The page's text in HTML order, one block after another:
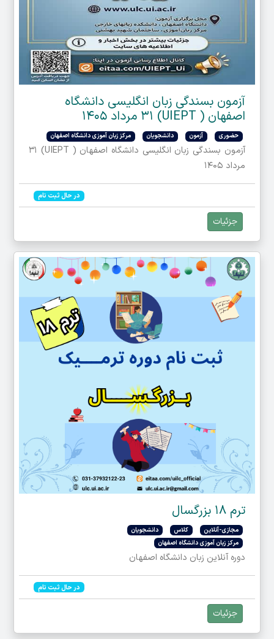
آزمون بسندگی زبان انگلیسی دانشگاه
اصفهان ( UIEPT) ۳۱ مرداد ۱۴۰۵
حضوری آزمون دانشجویان مرکز زبان آموزی دانشگاه اصفهان
آزمون بسندگی زبان انگلیسی دانشگاه اصفهان ( UIEPT) ۳۱
مرداد ۱۴۰۵
در حال ثبت نام
جزئیات
ترم ۱۸ بزرگسال
مجازی-آنلاین کلاس
دانشجویان
مرکز زبان آموزی دانشگاه اصفهان
دوره آنلاین زبان دانشگاه اصفهان
در حال ثبت نام
جزئیات